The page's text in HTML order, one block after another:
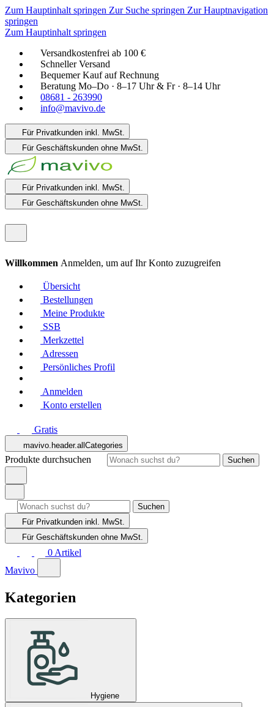
Zum Hauptinhalt springen Zur Suche springen Zur Hauptnavigation
springen
Zum Hauptinhalt springen
Versandkostenfrei ab 100 €
Schneller Versand
Bequemer Kauf auf Rechnung
Beratung Mo–Do · 8–17 Uhr & Fr · 8–14 Uhr
08681 - 263990
info@mavivo.de
Für Privatkunden inkl. MwSt.
Für Geschäftskunden ohne MwSt.
Für Privatkunden inkl. MwSt.
Für Geschäftskunden ohne MwSt.
Willkommen Anmelden, um auf Ihr Konto zuzugreifen
Übersicht
Bestellungen
Meine Produkte
SSB
Merkzettel
Adressen
Persönliches Profil
Anmelden
Konto erstellen
Gratis
mavivo.header.allCategories
Produkte durchsuchen Suchen
Suchen
Für Privatkunden inkl. MwSt.
Für Geschäftskunden ohne MwSt.
0 Artikel
Mavivo
Kategorien
Hygiene